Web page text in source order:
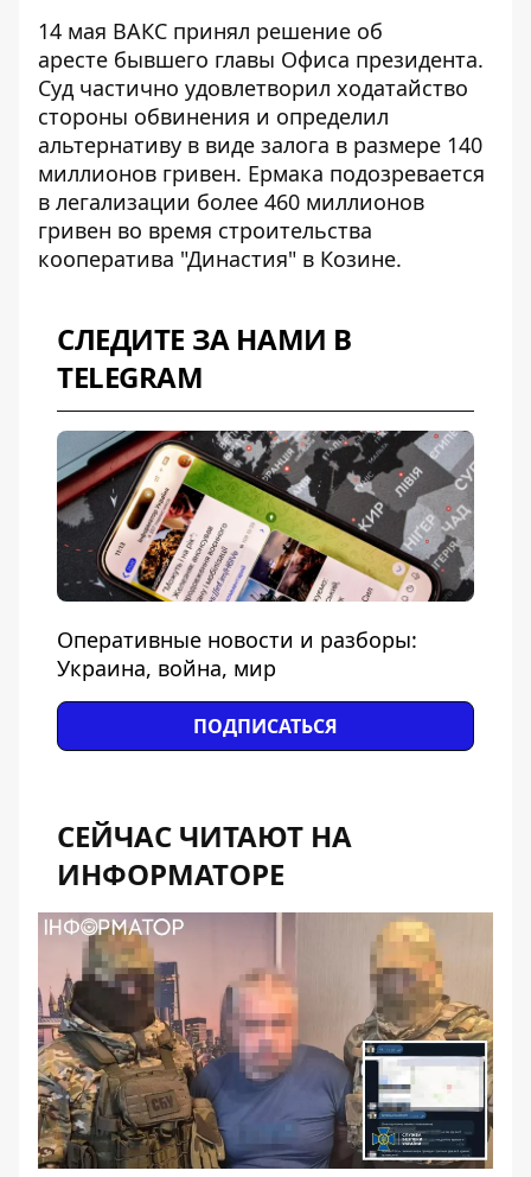
14 мая ВАКС принял решение об
аресте бывшего главы Офиса президента.
Суд частично удовлетворил ходатайство
стороны обвинения и определил
альтернативу в виде залога в размере 140
миллионов гривен. Ермака подозревается
в легализации более 460 миллионов
гривен во время строительства
кооператива "Династия" в Козине.
СЛЕДИТЕ ЗА НАМИ В
TELEGRAM
Оперативные новости и разборы:
Украина, война, мир
ПОДПИСАТЬСЯ
СЕЙЧАС ЧИТАЮТ НА
ИНФОРМАТОРЕ